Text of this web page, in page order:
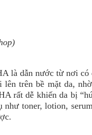
là dẫn nước từ nơi có
trên bề mặt da,
rất dễ khiến da bị
toner, lotion,